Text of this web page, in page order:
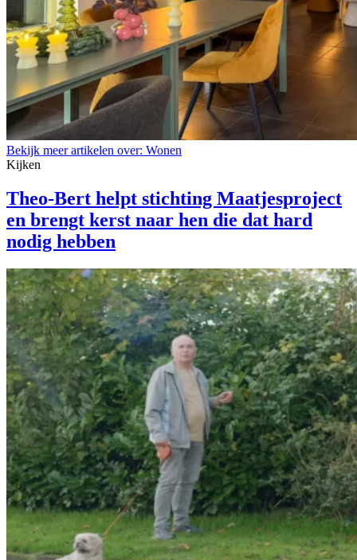
Bekijk meer artikelen over: Wonen
Kijken
Theo-Bert helpt stichting Maatjesproject
en brengt kerst naar hen die dat hard
nodig hebben